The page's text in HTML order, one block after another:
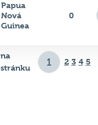
Papua
Nová
Guinea
0
na
stránku
2 3 4 5